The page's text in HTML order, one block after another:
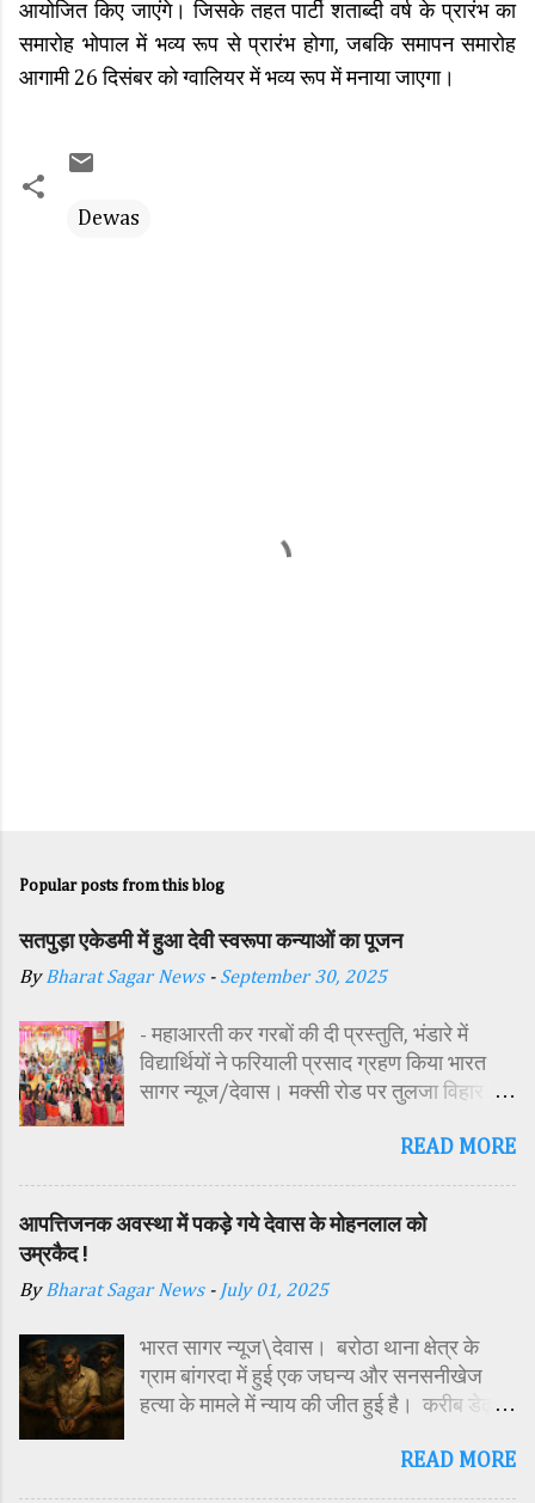
आयोजित किए जाएंगे। जिसके तहत पार्टी शताब्दी वर्ष के प्रारंभ का
समारोह भोपाल में भव्य रूप से प्रारंभ होगा, जबकि समापन समारोह
आगामी 26 दिसंबर को ग्वालियर में भव्य रूप में मनाया जाएगा।
Dewas
Popular posts from this blog
सतपुड़ा एकेडमी में हुआ देवी स्वरूपा कन्याओं का पूजन
ByBharat Sagar News - September 30, 2025
- महाआरती कर गरबों की दी प्रस्तुति, भंडारे में
विद्यार्थियों ने फरियाली प्रसाद ग्रहण किया भारत
सागर न्यूज/देवास। मक्सी रोड पर तुलजा विहार
पावन अवसर पर कन्या पूजन एवं गरबा महोत्सव का
परिसर में तोरण, रंगोली से आकर्षक साज-सज्जा की
गई। सर्वप्रथम मुख्य अतिथि महिला बाल विकास
विशिष्ट अतिथि शासकीय पॉलिटेक्निक कॉलेज
अध्यक्ष एवं भाजपा जिला अध्यक्ष रायसिंह सेंधव,
स्वास्थ विभाग जिला कार्यक्रम प्रबंधक कामाक्षी दुबे,
स्वास्थ विभाग सहायक कार्यक्रम प्रबंधक स्वीटी
ठाकुर ने मातारानी की मूर्ति एवं अखंड ज्योत का विधि-
विधानपूर्वक पूजन-अर्चन किया। पं. मयंक द्विवेदी के
READ MORE
आपत्तिजनक अवस्था में पकड़े गये देवास के मोहनलाल को
उम्रकैद !
ByBharat Sagar News - July 01, 2025
भारत सागर न्यूज\देवास। बरोठा थाना क्षेत्र के
ग्राम बांगरदा में हुई एक जघन्य और सनसनीखेज
हत्या के मामले में न्याय की जीत हुई है। करीब डेढ़
हरिओम की हत्या के मामले में अदालत ने उसके पिता
READ MORE